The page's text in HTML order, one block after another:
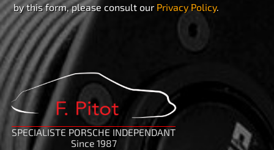
by this form, please consult our Privacy Policy.
SPECIALISTE PORSCHE INDEPENDANT
Since 1987